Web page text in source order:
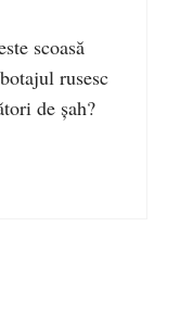
scoasă
rusesc
de șah?